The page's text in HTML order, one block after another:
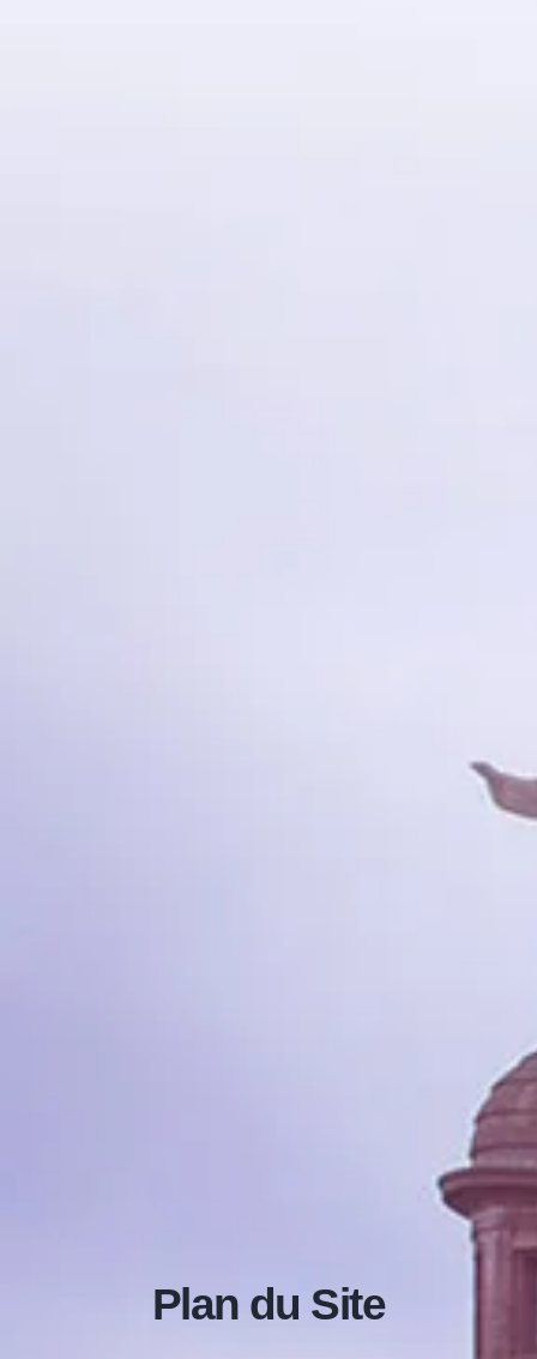
Plan du Site